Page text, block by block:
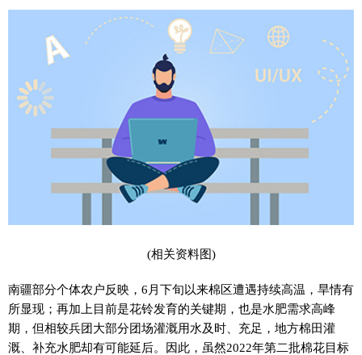
(相关资料图)
南疆部分个体农户反映，6月下旬以来棉区遭遇持续高温，旱情有
所显现；再加上目前是花铃发育的关键期，也是水肥需求高峰
期，但相较兵团大部分团场灌溉用水及时、充足，地方棉田灌
溉、补充水肥却有可能延后。因此，虽然2022年第二批棉花目标